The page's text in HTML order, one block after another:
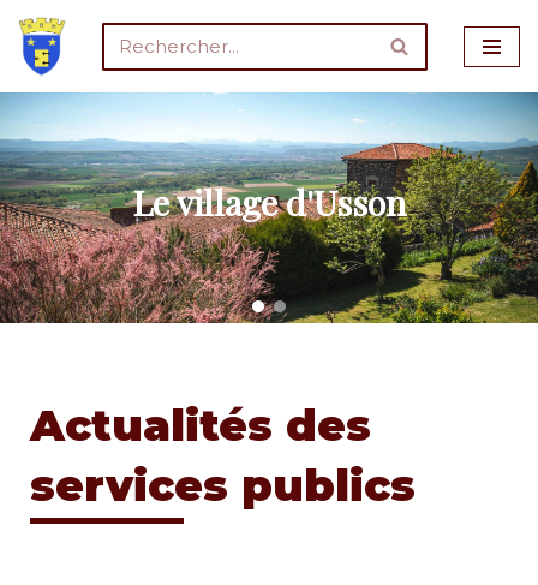
Aller
au
contenu
Le village d'Usson
Actualités des
services publics